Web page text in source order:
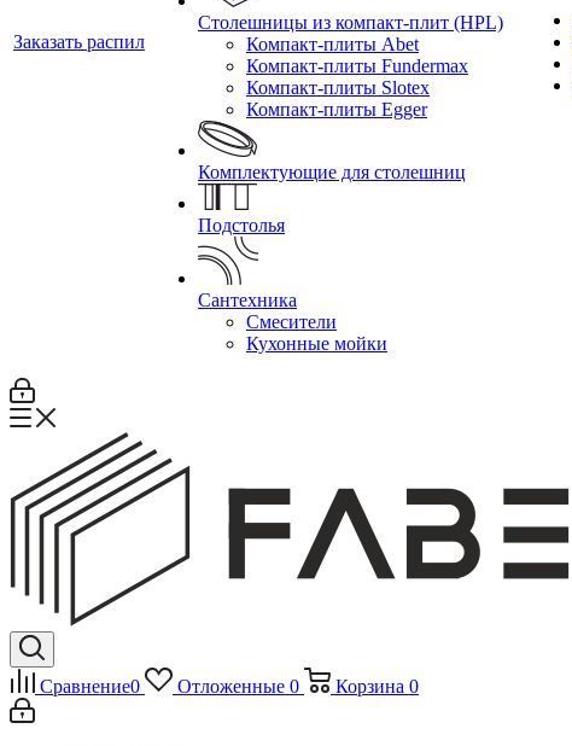
Заказать распил
Столешницы из компакт-плит (HPL)
Компакт-плиты Abet
Компакт-плиты Fundermax
Компакт-плиты Slotex
Компакт-плиты Egger
Комплектующие для столешниц
Подстолья
Сантехника
Смесители
Кухонные мойки
Сравнение0 Отложенные 0 Корзина 0